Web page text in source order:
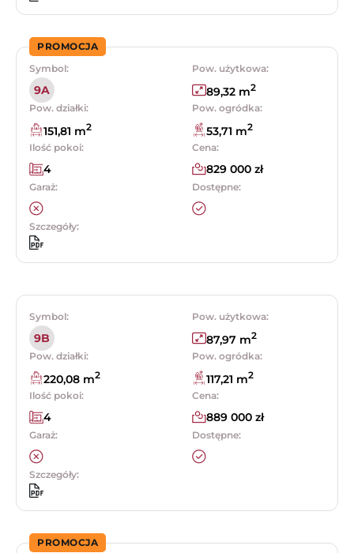
PROMOCJA
Symbol:
9A
Pow. użytkowa:
89,32 m2
Pow. działki:
151,81 m2
Pow. ogródka:
53,71 m2
Ilość pokoi:
4
Cena:
829 000 zł
Garaż: Dostępne:
Szczegóły:
Symbol:
9B
Pow. użytkowa:
87,97 m2
Pow. działki:
220,08 m2
Pow. ogródka:
117,21 m2
Ilość pokoi:
4
Cena:
889 000 zł
Garaż: Dostępne:
Szczegóły:
PROMOCJA